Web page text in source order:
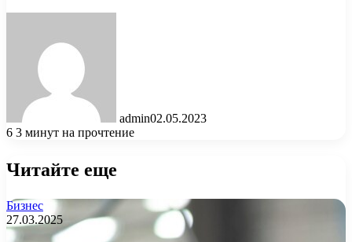
admin02.05.2023
6 3 минут на прочтение
Читайте еще
Бизнес
27.03.2025